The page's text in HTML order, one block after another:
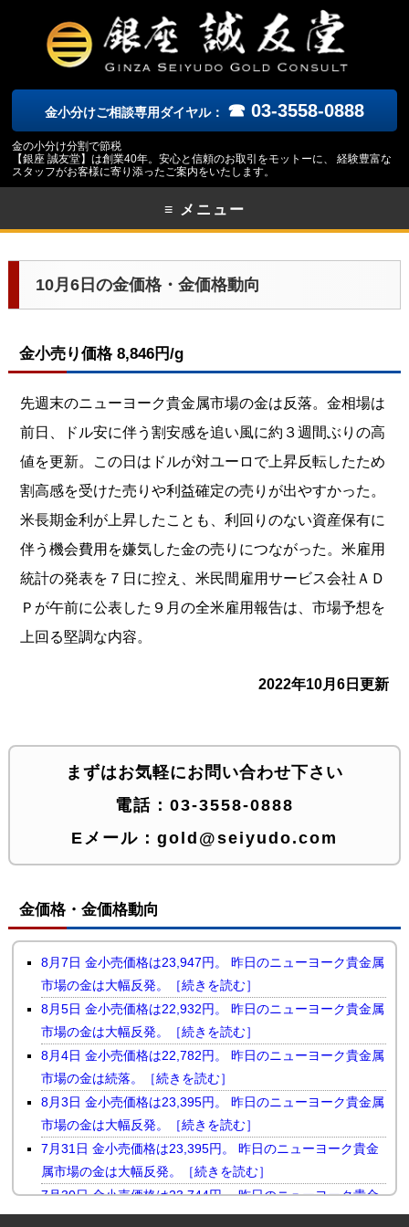
金小分けご相談専用ダイヤル： ☎ 03-3558-0888
金の小分け分割で節税
【銀座 誠友堂】は創業40年。安心と信頼のお取引をモットーに、 経験豊富な
スタッフがお客様に寄り添ったご案内をいたします。
≡ メニュー
10月6日の金価格・金価格動向
金小売り価格 8,846円/g
先週末のニューヨーク貴金属市場の金は反落。金相場は
前日、ドル安に伴う割安感を追い風に約３週間ぶりの高
値を更新。この日はドルが対ユーロで上昇反転したため
割高感を受けた売りや利益確定の売りが出やすかった。
米長期金利が上昇したことも、利回りのない資産保有に
伴う機会費用を嫌気した金の売りにつながった。米雇用
統計の発表を７日に控え、米民間雇用サービス会社ＡＤ
Ｐが午前に公表した９月の全米雇用報告は、市場予想を
上回る堅調な内容。
2022年10月6日更新
まずはお気軽にお問い合わせ下さい
電話： 03-3558-0888
Eメール： gold@seiyudo.com
金価格・金価格動向
8月7日 金小売価格は23,947円。 昨日のニューヨーク貴金属
市場の金は大幅反発。［続きを読む］
8月5日 金小売価格は22,932円。 昨日のニューヨーク貴金属
市場の金は大幅反発。［続きを読む］
8月4日 金小売価格は22,782円。 昨日のニューヨーク貴金属
市場の金は続落。［続きを読む］
8月3日 金小売価格は23,395円。 昨日のニューヨーク貴金属
市場の金は大幅反発。［続きを読む］
7月31日 金小売価格は23,395円。 昨日のニューヨーク貴金
属市場の金は大幅反発。［続きを読む］
7月30日 金小売価格は23,744円。 昨日のニューヨーク貴金
属市場の金は小幅続落。［続きを読む］